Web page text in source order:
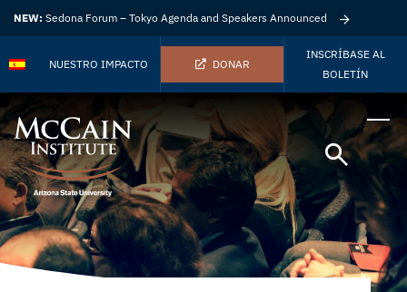
NEW: Sedona Forum – Tokyo Agenda and Speakers Announced
NUESTRO IMPACTO DONAR
INSCRÍBASE AL
BOLETÍN